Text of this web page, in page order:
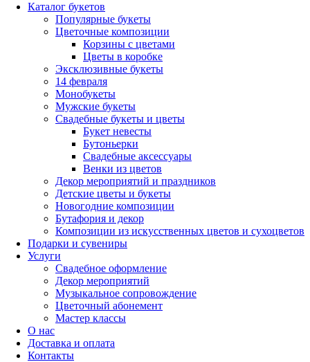
Каталог букетов
Популярные букеты
Цветочные композиции
Корзины с цветами
Цветы в коробке
Эксклюзивные букеты
14 февраля
Монобукеты
Мужские букеты
Свадебные букеты и цветы
Букет невесты
Бутоньерки
Свадебные аксессуары
Венки из цветов
Декор мероприятий и праздников
Детские цветы и букеты
Новогодние композиции
Бутафория и декор
Композиции из искусственных цветов и сухоцветов
Подарки и сувениры
Услуги
Свадебное оформление
Декор мероприятий
Музыкальное сопровождение
Цветочный абонемент
Мастер классы
О нас
Доставка и оплата
Контакты